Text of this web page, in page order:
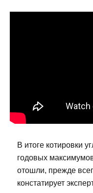
В итоге котировки
годовых
отошли, прежде
констатирует